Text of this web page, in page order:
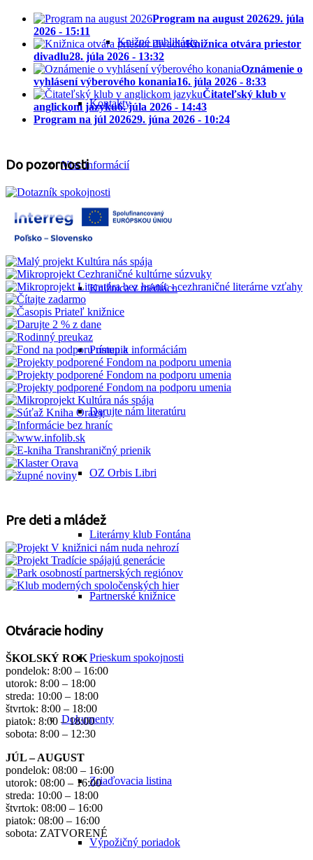
Knižné publikácie
Kontakty
Viac informácií
Tlačové správy
Knižnica v médiách
Prístup k informáciám
Darujte nám literatúru
OZ Orbis Libri
Literárny klub Fontána
Partnerské knižnice
Prieskum spokojnosti
Dokumenty
Zriaďovacia listina
Výpožičný poriadok
Program na august 202629. júla
2026 - 15:11
Knižnica otvára priestor
divadlu28. júla 2026 - 13:32
Oznámenie o
vyhlásení výberového konania16. júla 2026 - 8:33
Čitateľský klub v
anglickom jazyku6. júla 2026 - 14:43
Program na júl 202629. júna 2026 - 10:24
Do pozornosti
Pre deti a mládež
Otváracie hodiny
ŠKOLSKÝ ROK
pondelok: 8:00 – 16:00
utorok: 8:00 – 18:00
streda: 10:00 – 18:00
štvrtok: 8:00 – 18:00
piatok: 8:00 – 18:00
sobota: 8:00 – 12:30
JÚL – AUGUST
pondelok: 08:00 – 16:00
utorok: 08:00 – 16:00
streda: 10:00 – 18:00
štvrtok: 08:00 – 16:00
piatok: 08:00 – 16:00
sobota: ZATVORENÉ